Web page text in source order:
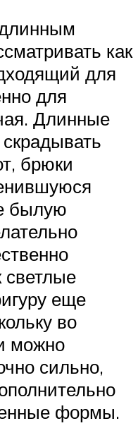
как
для
для
Длинные
брюки
былую
светлые
еще
во
можно
сильно,
формы.